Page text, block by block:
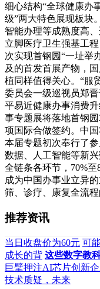
细心结构“全球健康办
级”两大特色展现板块
智能办理等成熟度高
立脚医疗卫生强基工
次实现首钢园“一址举
及的首发首展产物，
植同样值得关心。“服
委员会一级巡视员郑
平易近健康办事消费
事专题展将落地首钢
项国际合做签约。中
本届专题初次奉行了
数据、人工智能等新
全链条各环节，70%
成为中国办事业立异
筛、诊疗、康复全流程
推荐资讯
当日收盘价为60元 可
成长的背 这些数字教
巨擘押注AI芯片创新企
技术质疑，未来